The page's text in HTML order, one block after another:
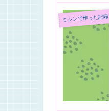
ミシンで作った記録